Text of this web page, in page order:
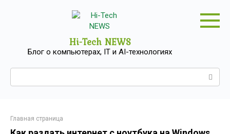
Hi-Tech NEWS
Блог о компьютерах, IT и AI-технологиях
Главная страница